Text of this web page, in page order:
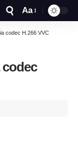
Aa
codec H.266 VVC